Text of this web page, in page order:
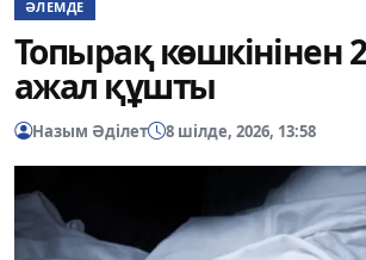
ӘЛЕМДЕ
Топырақ көшкінінен
ажал құшты
Назым Әділет 8 шілде, 2026, 13:58